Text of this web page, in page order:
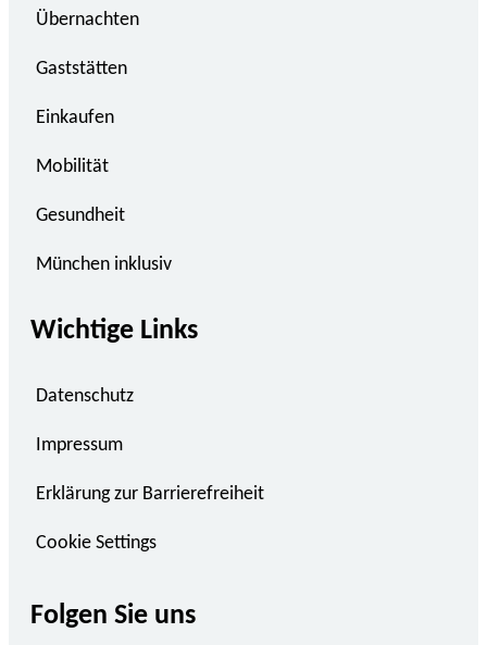
Übernachten
Gaststätten
Einkaufen
Mobilität
Gesundheit
München inklusiv
Wichtige Links
Datenschutz
Impressum
Erklärung zur Barrierefreiheit
Cookie Settings
Folgen Sie uns